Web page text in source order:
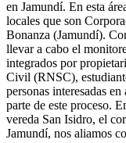
en Jamundí. En esta
locales que son
Bonanza (Jamundí).
llevar a cabo el
integrados por
Civil (RNSC),
personas interesadas
parte de este proceso.
vereda San Isidro, el
Jamundí, nos aliamos